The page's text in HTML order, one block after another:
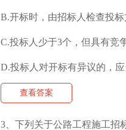
B.开标时，由招标人检查投
C.投标人少于3个，但具有竞
D.投标人对开标有异议的，
查看答案
3、下列关于公路工程施工招